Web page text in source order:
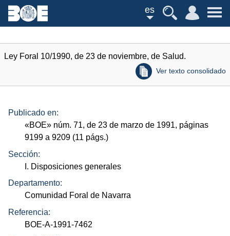
es
Ley Foral 10/1990, de 23 de noviembre, de Salud.
Ver texto consolidado
Publicado en:
«BOE» núm. 71, de 23 de marzo de 1991, páginas
9199 a 9209 (11 págs.)
Sección:
I. Disposiciones generales
Departamento:
Comunidad Foral de Navarra
Referencia:
BOE-A-1991-7462